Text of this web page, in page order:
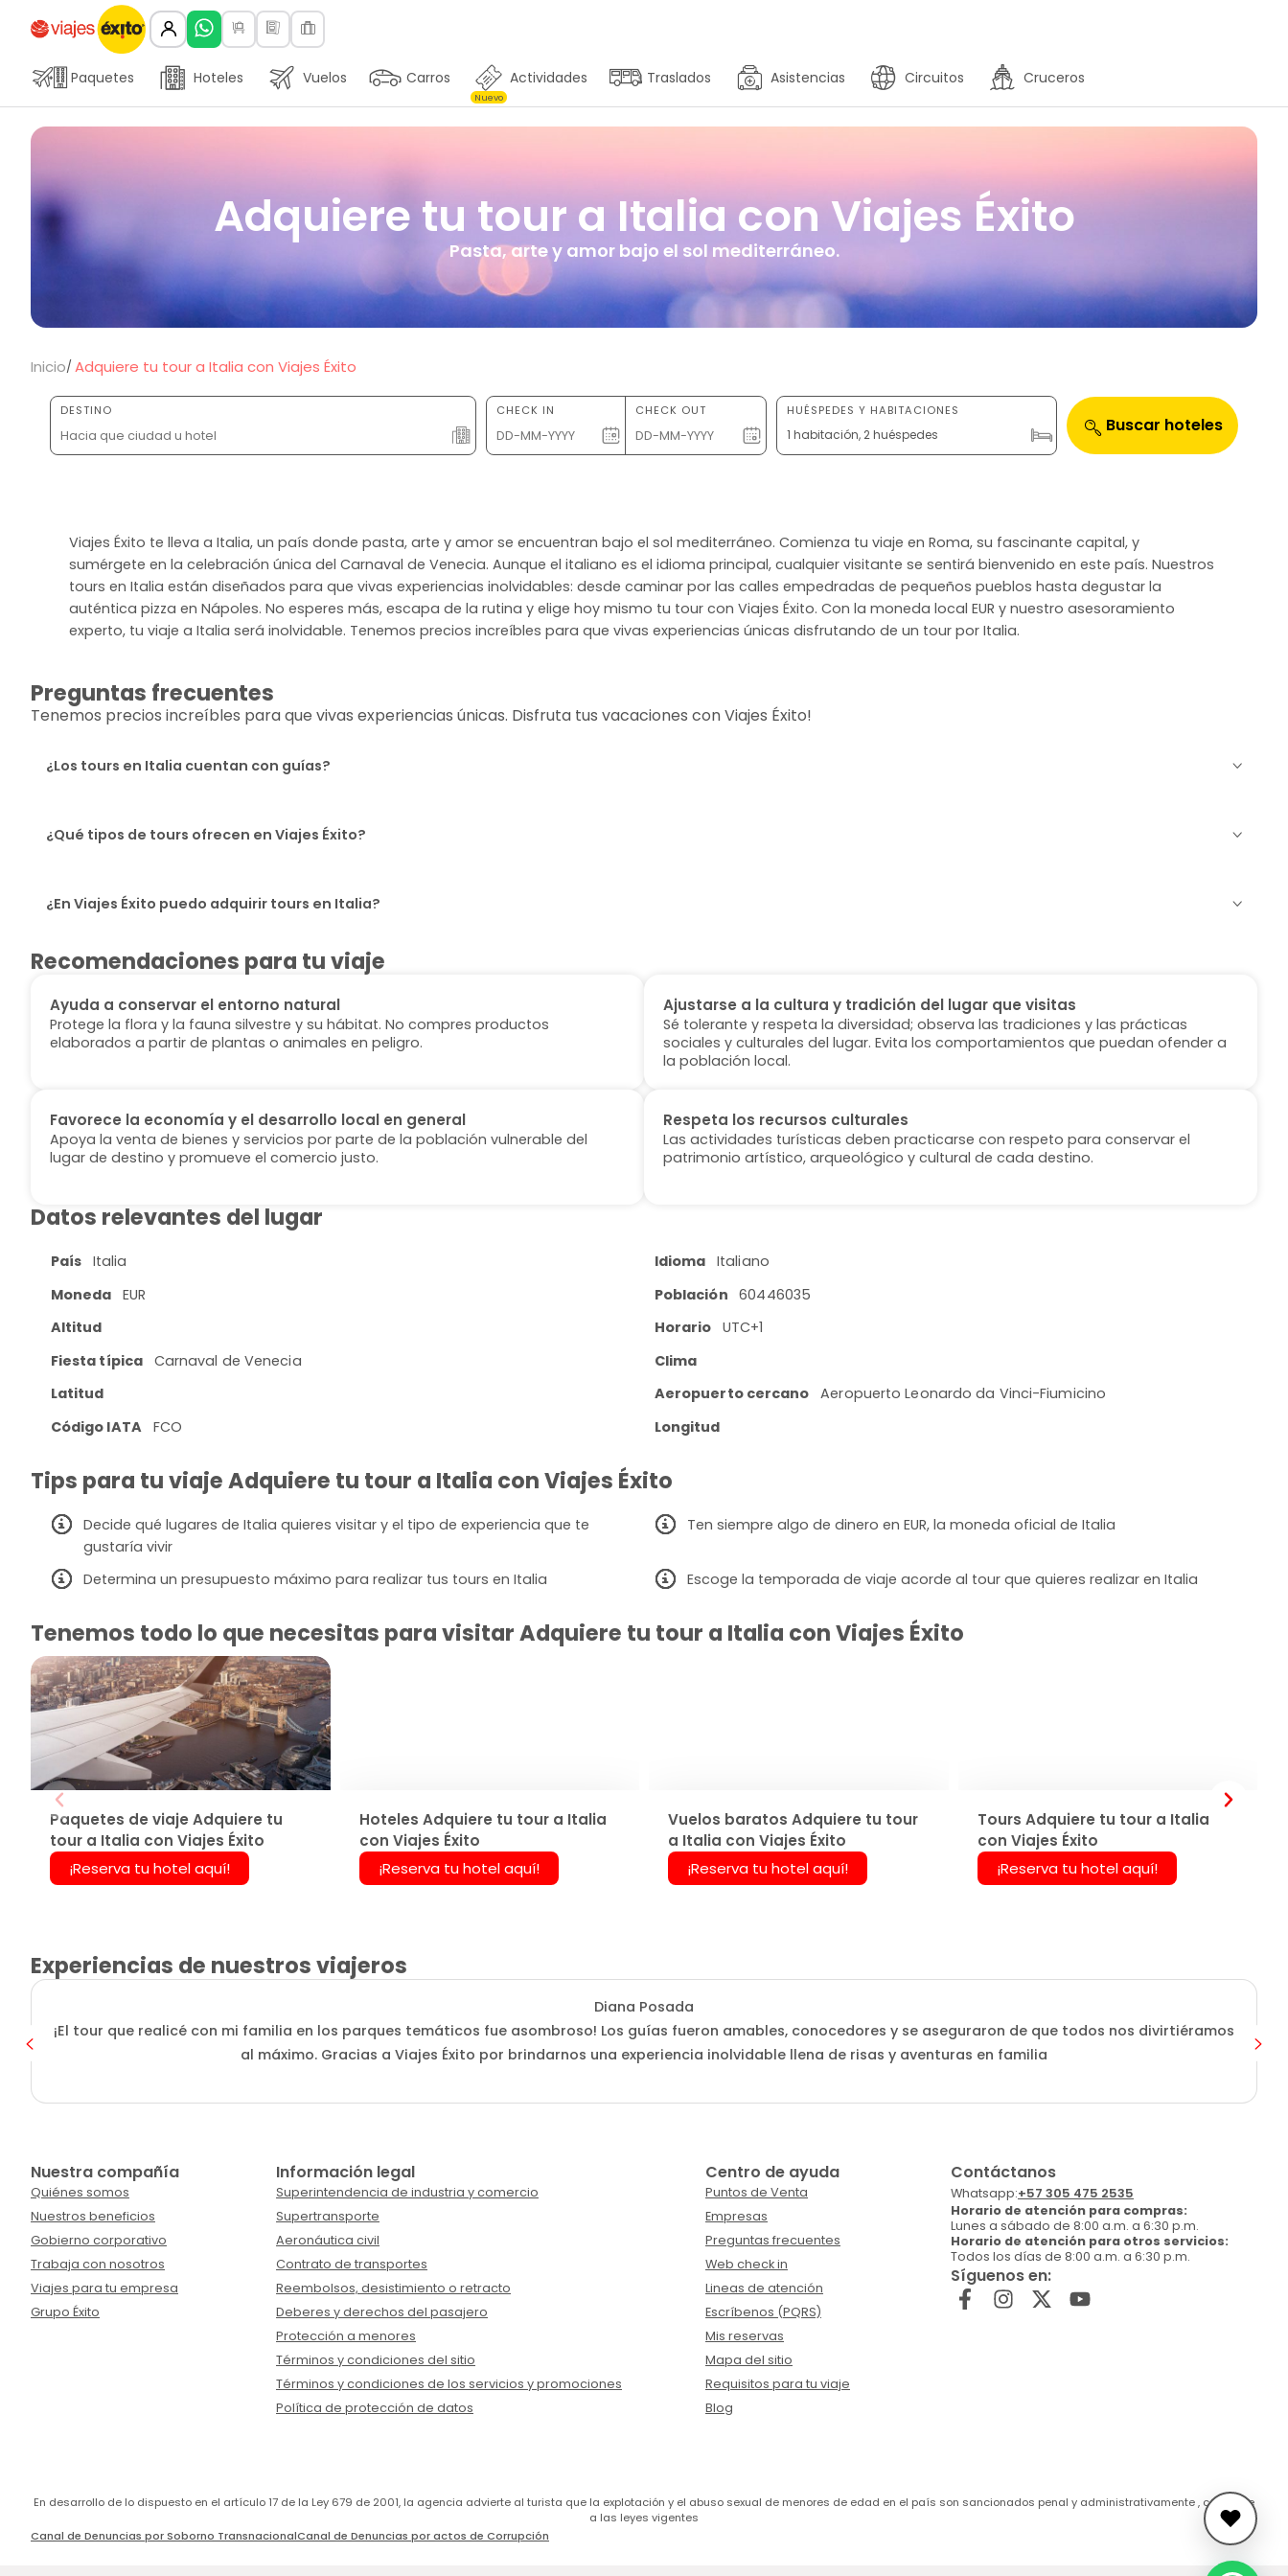
Paquetes Hoteles Vuelos Carros Actividades
Nuevo
Traslados Asistencias Circuitos Cruceros
Adquiere tu tour a Italia con Viajes Éxito
Pasta, arte y amor bajo el sol mediterráneo.
Inicio Adquiere tu tour a Italia con Viajes Éxito
DESTINO CHECK IN CHECK OUT HUÉSPEDES Y HABITACIONES
1 habitación, 2 huéspedes Buscar hoteles
Viajes Éxito te lleva a Italia, un país donde pasta, arte y amor se encuentran bajo el sol mediterráneo. Comienza tu viaje en Roma, su fascinante capital, y
sumérgete en la celebración única del Carnaval de Venecia. Aunque el italiano es el idioma principal, cualquier visitante se sentirá bienvenido en este país. Nuestros
tours en Italia están diseñados para que vivas experiencias inolvidables: desde caminar por las calles empedradas de pequeños pueblos hasta degustar la
auténtica pizza en Nápoles. No esperes más, escapa de la rutina y elige hoy mismo tu tour con Viajes Éxito. Con la moneda local EUR y nuestro asesoramiento
experto, tu viaje a Italia será inolvidable. Tenemos precios increíbles para que vivas experiencias únicas disfrutando de un tour por Italia.
Preguntas frecuentes
Tenemos precios increíbles para que vivas experiencias únicas. Disfruta tus vacaciones con Viajes Éxito!
¿Los tours en Italia cuentan con guías?
¿Qué tipos de tours ofrecen en Viajes Éxito?
¿En Viajes Éxito puedo adquirir tours en Italia?
Recomendaciones para tu viaje
Ayuda a conservar el entorno natural
Protege la flora y la fauna silvestre y su hábitat. No compres productos
elaborados a partir de plantas o animales en peligro.
Ajustarse a la cultura y tradición del lugar que visitas
Sé tolerante y respeta la diversidad; observa las tradiciones y las prácticas
sociales y culturales del lugar. Evita los comportamientos que puedan ofender a
la población local.
Favorece la economía y el desarrollo local en general
Apoya la venta de bienes y servicios por parte de la población vulnerable del
lugar de destino y promueve el comercio justo.
Respeta los recursos culturales
Las actividades turísticas deben practicarse con respeto para conservar el
patrimonio artístico, arqueológico y cultural de cada destino.
Datos relevantes del lugar
País Italia Idioma Italiano
Moneda EUR Población
60446035
Altitud
Horario
UTC+1
Fiesta típica Carnaval de Venecia
Clima
Latitud
Aeropuerto cercano
Aeropuerto Leonardo da Vinci-Fiumicino
Código IATA
FCO Longitud
Tips para tu viaje Adquiere tu tour a Italia con Viajes Éxito
Decide qué lugares de Italia quieres visitar y el tipo de experiencia que te
gustaría vivir
Ten siempre algo de dinero en EUR, la moneda oficial de Italia
Determina un presupuesto máximo para realizar tus tours en Italia Escoge la temporada de viaje acorde al tour que quieres realizar en Italia
Tenemos todo lo que necesitas para visitar Adquiere tu tour a Italia con Viajes Éxito
Paquetes de viaje Adquiere tu
tour a Italia con Viajes Éxito
¡Reserva tu hotel aquí!
Hoteles Adquiere tu tour a Italia
con Viajes Éxito
¡Reserva tu hotel aquí!
Vuelos baratos Adquiere tu tour
a Italia con Viajes Éxito
¡Reserva tu hotel aquí!
Tours Adquiere tu tour a Italia
con Viajes Éxito
¡Reserva tu hotel aquí!
Experiencias de nuestros viajeros
Diana Posada
¡El tour que realicé con mi familia en los parques temáticos fue asombroso! Los guías fueron amables, conocedores y se aseguraron de que todos nos divirtiéramos
al máximo. Gracias a Viajes Éxito por brindarnos una experiencia inolvidable llena de risas y aventuras en familia
Nuestra compañía
Quiénes somos
Nuestros beneficios
Gobierno corporativo
Trabaja con nosotros
Viajes para tu empresa
Grupo Éxito
Información legal
Superintendencia de industria y comercio
Supertransporte
Aeronáutica civil
Contrato de transportes
Reembolsos, desistimiento o retracto
Deberes y derechos del pasajero
Protección a menores
Términos y condiciones del sitio
Términos y condiciones de los servicios y promociones
Política de protección de datos
Centro de ayuda
Puntos de Venta
Empresas
Preguntas frecuentes
Web check in
Lineas de atención
Escríbenos (PQRS)
Mis reservas
Mapa del sitio
Requisitos para tu viaje
Blog
Contáctanos
Whatsapp:+57 305 475 2535
Horario de atención para compras:
Lunes a sábado de 8:00 a.m. a 6:30 p.m.
Horario de atención para otros servicios:
Todos los días de 8:00 a.m. a 6:30 p.m.
Síguenos en:
En desarrollo de lo dispuesto en el artículo 17 de la Ley 679 de 2001, la agencia advierte al turista que la explotación y el abuso sexual de menores de edad en el país son sancionados penal y administrativamente , conforme
a las leyes vigentes
Canal de Denuncias por Soborno TransnacionalCanal de Denuncias por actos de Corrupción